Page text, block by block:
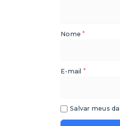
Nome*
E-mail *
Salvar meus